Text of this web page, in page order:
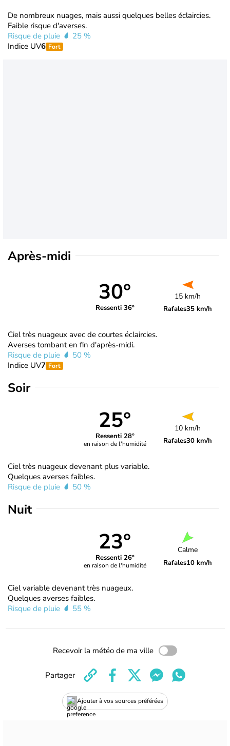
De nombreux nuages, mais aussi quelques belles éclaircies.
Faible risque d'averses.
Risque de pluie
25 %
Indice UV6 Fort
Après-midi
30°
Ressenti 36°
15 km/h
Rafales35 km/h
Ciel très nuageux avec de courtes éclaircies.
Averses tombant en fin d'après-midi.
Risque de pluie
50 %
Indice UV7 Fort
Soir
25°
Ressenti 28°
en raison de l'humidité
10 km/h
Rafales30 km/h
Ciel très nuageux devenant plus variable.
Quelques averses faibles.
Risque de pluie
50 %
Nuit
23°
Ressenti 26°
en raison de l'humidité
Calme
Rafales10 km/h
Ciel variable devenant très nuageux.
Quelques averses faibles.
Risque de pluie
55 %
Recevoir la météo de ma ville
Ajouter à vos sources préférées
Partager